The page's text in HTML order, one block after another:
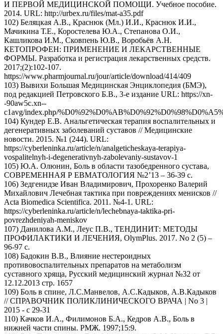
И ПЕРВОЙ МЕДИЦИНСКОЙ ПОМОЩИ. Учебное пособие.
2014. URL: http://urbex.ru/files/mat-a35.pdf
102) Беляцкая А.В., Краснюк (Мл.) И.И., Краснюк И.И.,
Мачикина Т.Е., Коростелева Ю.А., Степанова О.И.,
Кашликова И.М., Сковпень Ю.В., Воробьёв А.Н.
КЕТОПРОФЕН: ПРИМЕНЕНИЕ И ЛЕКАРСТВЕННЫЕ
ФОРМЫ. Разработка и регистрация лекарственных средств.
2017;(2):102-107.
https://www.pharmjournal.ru/jour/article/download/414/409
103) Вывихи Большая Медицинская Энциклопедия (БМЭ),
под редакцией Петровского Б.В., 3-е издание URL: https://xn-
-90aw5c.xn--
c1avg/index.php/
104) Кундер Е.В. Анальгетическая терапия воспалительных и
дегенеративных заболеваний суставов // Медицинские
новости. 2015. №1 (244). URL:
https://cyberleninka.ru/article/n/analgeticheskaya-terapiya-
vospalitelnyh-i-degenerativnyh-zabolevaniy-sustavov-1
105) Ю.А. Олюнин, Боль в области тазобедренного сустава,
СОВPEМЕННАЯ Р ЕВМАТОЛОГИЯ №2’13 – 36-39 с.
106) Зедгенидзе Иван Владимирович, Прохоренко Валерий
Михайлович Лечебная тактика при повреждениях менисков //
Acta Biomedica Scientifica. 2011. №4-1. URL:
https://cyberleninka.ru/article/n/lechebnaya-taktika-pri-
povrezhdeniyah-meniskov
107) Данилова А.М., Леус П.В., ТЕНДИНИТ: МЕТОДЫ
ПРОФИЛАКТИКИ И ЛЕЧЕНИЯ, OlymPlus. 2017. No 2 (5) –
96-97 с.
108) Бадокин В.В., Влияние нестероидных
противовоспалительных препаратов на метаболизм
суставного хряща, Русский медицинский журнал №32 от
12.12.2013 стр. 1657
109) Боль в спине, Л.С.Манвелов, А.С.Кадыков, А.В.Кадыков
// СПРАВОЧНИК ПОЛИКЛИНИЧЕСКОГО ВРАЧА | No 3 |
2015 - с 29-31
110) Качков И.А., Филимонов Б.А., Кедров А.В., Боль в
нижней части спины. РМЖ. 1997;15:9.